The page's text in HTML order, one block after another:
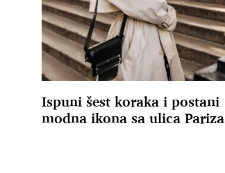
Ispuni šest koraka i postani
modna ikona sa ulica Pariza